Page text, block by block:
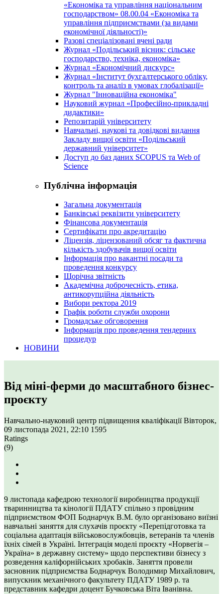
«Економіка та управління національним
господарством» 08.00.04 «Економіка та
управління підприємствами (за видами
економічної діяльності)»
Разові спеціалізовані вчені ради
Журнал «Подільський вісник: сільське
господарство, техніка, економіка»
Журнал «Економічний дискурс»
Журнал «Інститут бухгалтерського обліку,
контроль та аналіз в умовах глобалізації»
Журнал "Інноваційна економіка"
Науковий журнал «Професійно-прикладні
дидактики»
Репозитарій університету
Навчальні, наукові та довідкові видання
Закладу вищої освіти «Подільський
державний університет»
Доступ до баз даних SCOPUS та Web of
Science
Публічна інформація
Загальна документація
Банківські реквізити університету
Фінансова документація
Сертифікати про акредитацію
Ліцензія, ліцензований обсяг та фактична
кількість здобувачів вищої освіти
Інформація про вакантні посади та
проведення конкурсу
Щорічна звітність
Академічна доброчесність, етика,
антикорупційна діяльність
Вибори ректора 2019
Графік роботи служби охорони
Громадське обговорення
Інформація про проведення тендерних
процедур
НОВИНИ
Від міні-ферми до масштабного бізнес-
проєкту
Навчально-науковий центр підвищення кваліфікаціїВівторок,
09 листопада 2021, 22:10 1595
Ratings
(9)
9 листопада кафедрою технології виробництва продукції
тваринництва та кінології ПДАТУ спільно з провідним
підприємством ФОП Боднарчук В.М. було організовано виїзні
навчальні заняття для слухачів проєкту «Перепідготовка та
соціальна адаптація військовослужбовців, ветеранів та членів
їхніх сімей в Україні. Інтеграція моделі проєкту «Норвегія –
Україна» в державну систему» щодо перспективи бізнесу з
розведення каліфорнійських хробаків. Заняття провели
засновник підприємства Боднарчук Володимир Михайлович,
випускник механічного факультету ПДАТУ 1989 р. та
представник кафедри доцент Бучковська Віта Іванівна.